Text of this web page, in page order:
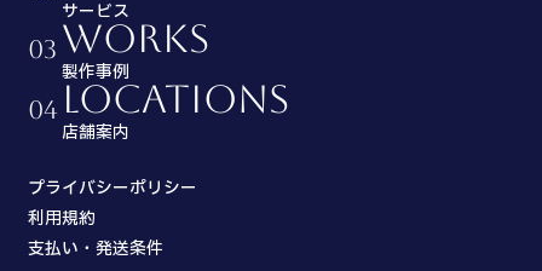
サービス
03 WORKS
製作事例
04 LOCATIONS
店舗案内
プライバシーポリシー
利用規約
支払い・発送条件